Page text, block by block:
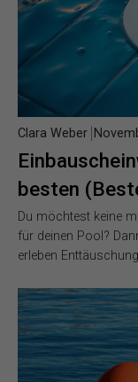
besten
Clara Weber
Du möchtest keine
für deinen Pool?
erleben